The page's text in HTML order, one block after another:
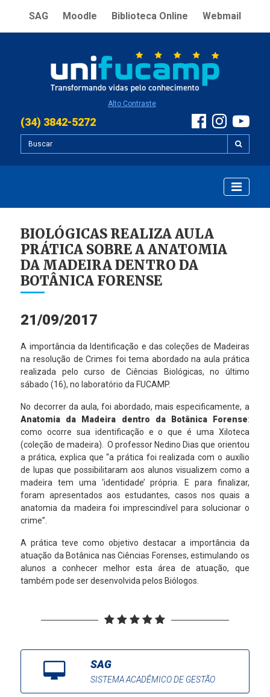
SAG Moodle Biblioteca Online Webmail
Alto Contraste
(34) 3842-5272
BIOLÓGICAS REALIZA AULA
PRÁTICA SOBRE A ANATOMIA
DA MADEIRA DENTRO DA
BOTÂNICA FORENSE
21/09/2017
A importância da Identificação e das coleções de Madeiras
na resolução de Crimes foi tema abordado na aula prática
realizada pelo curso de Ciências Biológicas, no último
sábado (16), no laboratório da FUCAMP.
No decorrer da aula, foi abordado, mais especificamente, a
Anatomia da Madeira dentro da Botânica Forense:
como ocorre sua identificação e o que é uma Xiloteca
(coleção de madeira). O professor Nedino Dias que orientou
a prática, explica que “a prática foi realizada com o auxílio
de lupas que possibilitaram aos alunos visualizem como a
madeira tem uma ‘identidade’ própria. E para finalizar,
foram apresentados aos estudantes, casos nos quais a
anatomia da madeira foi imprescindível para solucionar o
crime”.
A prática teve como objetivo destacar a importância da
atuação da Botânica nas Ciências Forenses, estimulando os
alunos a conhecer melhor esta área de atuação, que
também pode ser desenvolvida pelos Biólogos.
SAG
SISTEMA ACADÊMICO DE GESTÃO